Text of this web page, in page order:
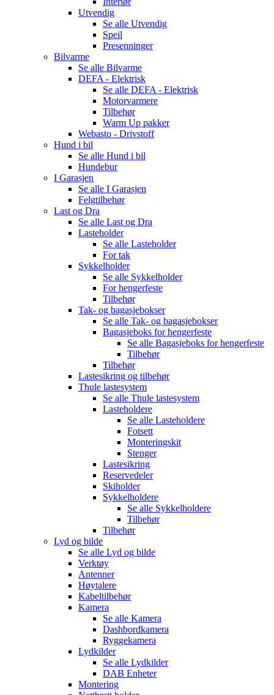
Utvendig
Se alle Utvendig
Speil
Presenninger
Bilvarme
Se alle Bilvarme
DEFA - Elektrisk
Se alle DEFA - Elektrisk
Motorvarmere
Tilbehør
Warm Up pakker
Webasto - Drivstoff
Hund i bil
Se alle Hund i bil
Hundebur
I Garasjen
Se alle I Garasjen
Felgtilbehør
Last og Dra
Se alle Last og Dra
Lasteholder
Se alle Lasteholder
For tak
Sykkelholder
Se alle Sykkelholder
For hengerfeste
Tilbehør
Tak- og bagasjebokser
Se alle Tak- og bagasjebokser
Bagasjeboks for hengerfeste
Se alle Bagasjeboks for hengerfeste
Tilbehør
Tilbehør
Lastesikring og tilbehør
Thule lastesystem
Se alle Thule lastesystem
Lasteholdere
Se alle Lasteholdere
Fotsett
Monteringskit
Stenger
Lastesikring
Reservedeler
Skiholder
Sykkelholdere
Se alle Sykkelholdere
Tilbehør
Tilbehør
Lyd og bilde
Se alle Lyd og bilde
Verktøy
Antenner
Høytalere
Kabeltilbehør
Kamera
Se alle Kamera
Dashbordkamera
Ryggekamera
Lydkilder
Se alle Lydkilder
DAB Enheter
Montering